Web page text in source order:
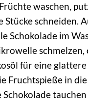
waschen,
Stücke schneiden.
Schokolade im
schmelzen,
für eine glattere
Fruchtspieße in die
Schokolade